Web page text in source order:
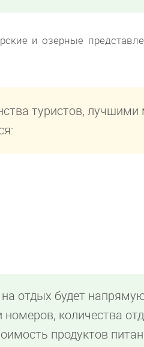
и озерные
туристов, лучшими
отдых будет
номеров, количества
продуктов